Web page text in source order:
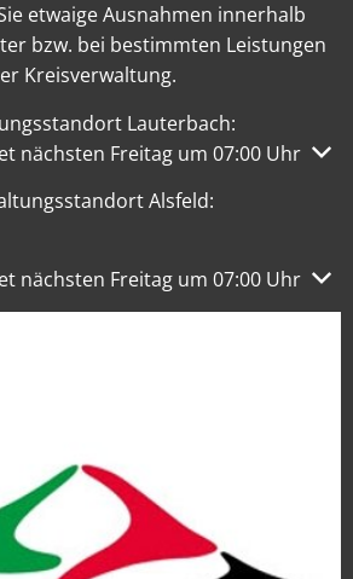
etwaige Ausnahmen innerhalb
bzw. bei bestimmten Leistungen
Kreisverwaltung.
Lauterbach:
Öffnungs- oder Schließzeiten
nächsten Freitag um 07:00 Uhr
Alsfeld:
Öffnungs- oder Schließzeiten
nächsten Freitag um 07:00 Uhr